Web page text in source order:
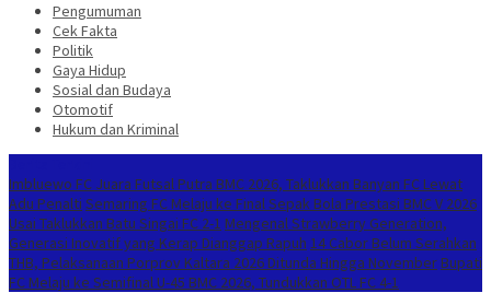
Pengumuman
Cek Fakta
Politik
Gaya Hidup
Sosial dan Budaya
Otomotif
Hukum dan Kriminal
Imbluewo FC Juara Futsal Putra BMC 2026, Taklukkan Banyan FC Lewat
Adu Penalti Semaring FC Melaju ke Final Sepak Bola Prestasi BMC V 2026
Usai Taklukkan Batu Singai FC 2-1 Mengenal Strawberry Generation,
Generasi Inovatif yang Kerap Dianggap Rapuh 14 Cabor Belum Serahkan
THB, Pelaksanaan Porprov Kaltara 2026 Ditunda Hingga NovemberBupati
FC Melaju ke Semifinal U-45 BMC 2026, Tundukkan OTL FC 4-1